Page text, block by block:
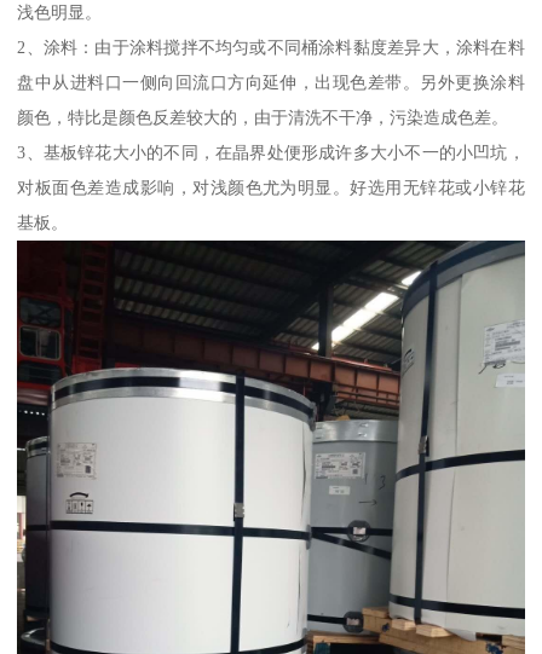
浅色明显。
2、涂料：由于涂料搅拌不均匀或不同桶涂料黏度差异大，涂料在料
盘中从进料口一侧向回流口方向延伸，出现色差带。另外更换涂料
颜色，特比是颜色反差较大的，由于清洗不干净，污染造成色差。
3、基板锌花大小的不同，在晶界处便形成许多大小不一的小凹坑，
对板面色差造成影响，对浅颜色尤为明显。好选用无锌花或小锌花
基板。